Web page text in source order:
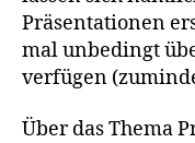
Präsentationen
mal unbedingt
verfügen
Über das Thema